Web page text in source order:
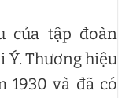
của tập đoàn
Ý. Thương hiệu
1930 và đã có